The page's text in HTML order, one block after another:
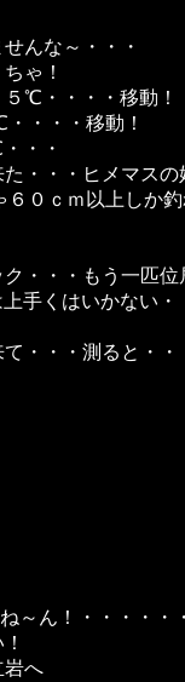
んな～・・・
ゃ！
℃・・・・移動！
・・・移動！
・・
・・・ヒメマス
６０ｃｍ以上しか
・・・もう一匹
手くはいかない・
・・・測ると・
～ん！・・・・・
岩へ